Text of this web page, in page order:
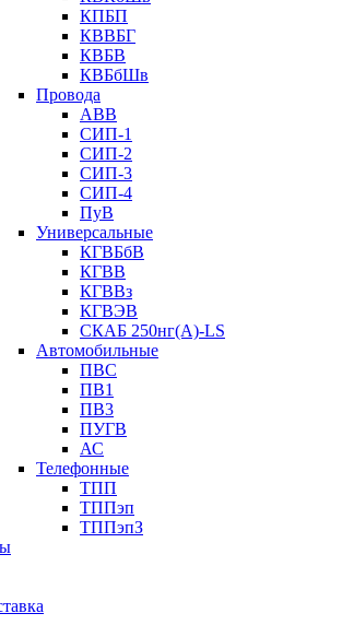
КПБП
КВВБГ
КВБВ
КВБбШв
Провода
АВВ
СИП-1
СИП-2
СИП-3
СИП-4
ПуВ
Универсальные
КГВБбВ
КГВВ
КГВВз
КГВЭВ
СКАБ 250нг(А)-LS
Автомобильные
ПВС
ПВ1
ПВ3
ПУГВ
АС
Телефонные
ТПП
ТППэп
ТППэпЗ